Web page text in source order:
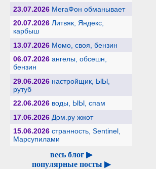
23.07.2026 МегаФон обманывает
20.07.2026 Литвяк, Яндекс,
карбыш
13.07.2026 Момо, своя, бензин
06.07.2026 ангелы, обсешн,
бензин
29.06.2026 настройщик, ЫЫ,
рутуб
22.06.2026 воды, ЫЫ, спам
17.06.2026 Дом.ру жжот
15.06.2026 странность, Sentinel,
Марсупилами
весь блог ▶
популярные посты ▶